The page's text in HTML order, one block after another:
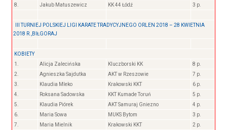
8.
Jakub Matuszewicz KK 44 Łódź 3 p.
III TURNIEJ POLSKIEJ LIGI KARATE TRADYCYJNEGO ORLEN 2018 – 28 KWIETNIA
2018 R.,BIŁGORAJ
KOBIETY
1.
Alicja Zalecińska Kluczborski KK
8 p.
2.
Agnieszka Sajdutka AKT w Rzeszowie
7 p.
3.
Klaudia Mleko Krakowski KKT
6 p.
4.
Roksana Sadowska KKT Kumade Toruń
5 p.
5.
Klaudia Piórek AKT Samuraj Gniezno
4 p.
6.
Maria Sowa MUKS Bytom
3 p.
7.
Maria Mielnik Krakowski KKT
2 p.